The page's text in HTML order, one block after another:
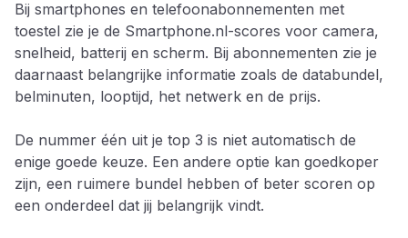
Bij smartphones en telefoonabonnementen met
toestel zie je de Smartphone.nl-scores voor camera,
snelheid, batterij en scherm. Bij abonnementen zie je
daarnaast belangrijke informatie zoals de databundel,
belminuten, looptijd, het netwerk en de prijs.
De nummer één uit je top 3 is niet automatisch de
enige goede keuze. Een andere optie kan goedkoper
zijn, een ruimere bundel hebben of beter scoren op
een onderdeel dat jij belangrijk vindt.